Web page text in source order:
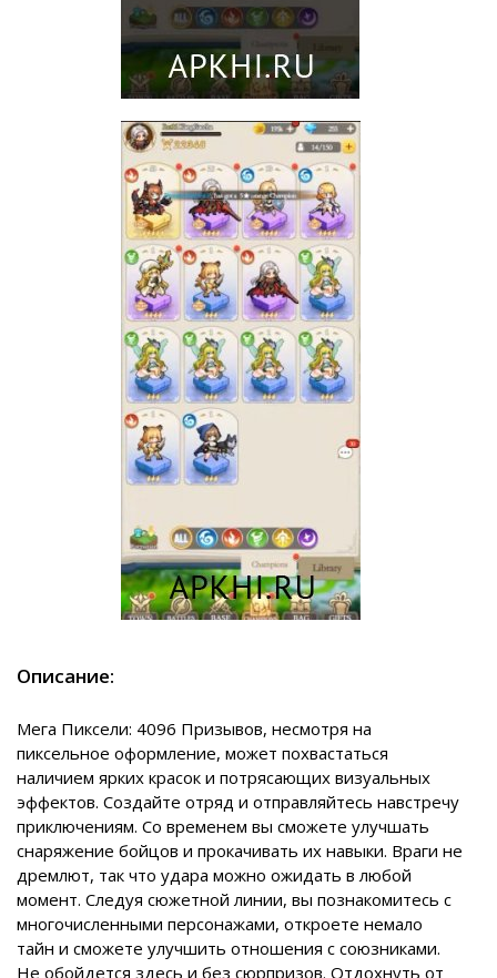
Описание:
Мега Пиксели: 4096 Призывов, несмотря на
пиксельное оформление, может похвастаться
наличием ярких красок и потрясающих визуальных
эффектов. Создайте отряд и отправляйтесь навстречу
приключениям. Со временем вы сможете улучшать
снаряжение бойцов и прокачивать их навыки. Враги не
дремлют, так что удара можно ожидать в любой
момент. Следуя сюжетной линии, вы познакомитесь с
многочисленными персонажами, откроете немало
тайн и сможете улучшить отношения с союзниками.
Не обойдется здесь и без сюрпризов. Отдохнуть от